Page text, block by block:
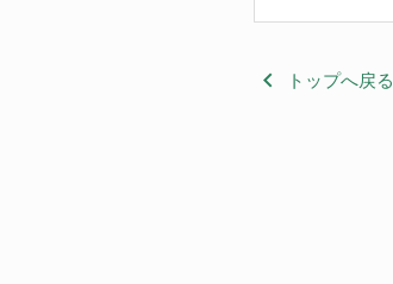
keyboard_arrow_left トップへ戻る